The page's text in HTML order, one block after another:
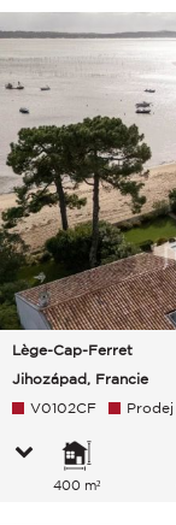
Lège-Cap-Ferret
Jihozápad, Francie
V0102CF Prodej
400 m²